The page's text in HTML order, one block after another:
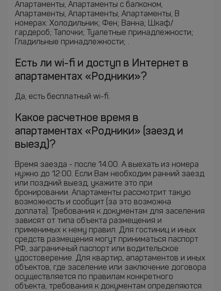
Апартаменты, Апартаменты с балконом,
Апартаменты, Апартаменты, Апартаменты, В
номерах: Холодильник; Фен; Ванна; Шкаф/
гардероб; Тапочки; Туалетные принадлежности;
Гладильные принадлежности; .
Есть ли wi-fi и доступ в Интернет в
апартаментах «Родники»?
Да, есть бесплатный wi-fi.
Какое расчетное время в
апартаментах «Родники» (заезд и
выезд)?
Время заезда - после 14:00. А выехать из номера
нужно до 12:00. Если Вам необходим ранний заезд
или поздний выезд, укажите это при
бронировании. Апартаменты рассмотрит такую
возможность и сообщит (за это возможна
доплата). Требования к документам для заселения
зависят от типа объекта размещения и
применимых к нему правил. Для гостиниц и иных
средств размещения могут приниматься паспорт
РФ, заграничный паспорт или водительское
удостоверение. Для квартир, апартаментов и иных
объектов, где заселение или заключение договора
осуществляется по правилам конкретного
объекта, требования к документам определяются